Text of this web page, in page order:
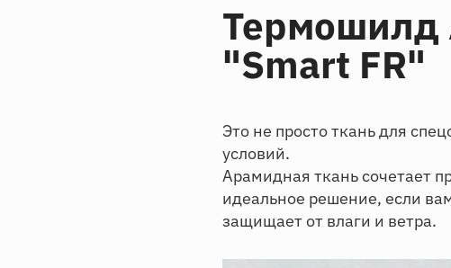
Термошилд
"Smart FR"
Это не просто ткань для
условий.
Арамидная ткань сочетает
идеальное решение, если
защищает от влаги и ветра.